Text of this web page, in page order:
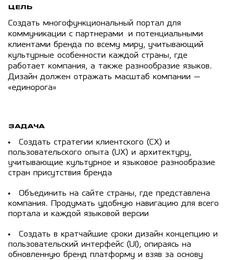
ЦЕЛЬ
Создать многофункциональный портал для
коммуникации с партнерами и потенциальными
клиентами бренда по всему миру, учитывающий
культурные особенности каждой страны, где
работает компания, а также разнообразие языков.
Дизайн должен отражать масштаб компании —
«единорога»
ЗАДАЧА
Создать cтратегии клиентского (CX) и
пользовательского опыта (UX) и архитектуру,
учитывающие культурное и языковое разнообразие
стран присутствия бренда
Объединить на сайте страны, где представлена
компания. Продумать удобную навигацию для всего
портала и каждой языковой версии
Создать в кратчайшие сроки дизайн концепцию и
пользовательский интерфейс (UI), опираясь на
обновленную бренд платформу и взяв за основу